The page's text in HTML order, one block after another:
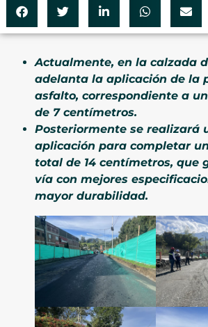
Actualmente, en la calzada
adelanta la aplicación de la
asfalto, correspondiente a
de 7 centímetros.
Posteriormente se realizará
aplicación para completar
total de 14 centímetros, que
vía con mejores
mayor durabilidad.